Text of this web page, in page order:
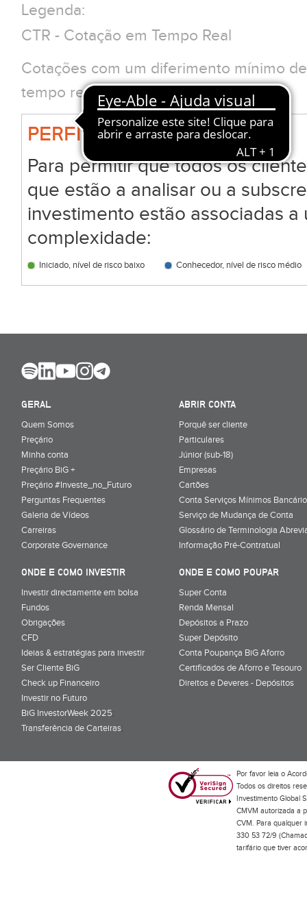
Legenda:
CTR - Cotação em Tempo Real
Cotações com um diferimento mínimo
tempo real clique em CTR
PERFIL BIG
Para permitir que todos os
que estão a analisar ou a
investimento estão associadas
complexidade:
Iniciado, nível de risco baixo Conhecedor, nível de risco médio
GERAL
Quem Somos
Preçário
Minha conta
Preçário BiG +
Preçário #Investe_no_Futuro
Perguntas Frequentes
Galeria de Vídeos
Carreiras
Corporate Governance
ABRIR CONTA
Porquê ser cliente
Particulares
Júnior (sub-18)
Empresas
Cartões
Conta Serviços Mínimos
Serviço de Mudança de Conta
Glossário de Terminologia
Informação Pré-Contratual
ONDE E COMO INVESTIR
Investir directamente em bolsa
Fundos
Obrigações
CFD
Ideias & estratégias para investir
Ser Cliente BiG
Check up Financeiro
Investir no Futuro
BiG InvestorWeek 2025;
Transferência de Carteiras;
ONDE E COMO POUPAR
Super Conta
Renda Mensal
Depósitos a Prazo
Super Depósito
Conta Poupança BiG Aforro
Certificados de Aforro e Tesouro
Direitos e Deveres - Depósitos
Por favor leia o
Todos os direitos
Investimento Global
CMVM autorizada a
CVM. Para qualquer
330 53 72/9
tarifário que tiver